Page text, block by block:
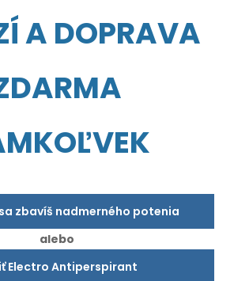
A DOPRAVA
zbavíš nadmerného potenia
alebo
Electro Antiperspirant